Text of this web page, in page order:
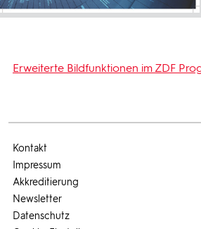
Erweiterte Bildfunktionen im ZDF
Kontakt
Impressum
Akkreditierung
Newsletter
Datenschutz